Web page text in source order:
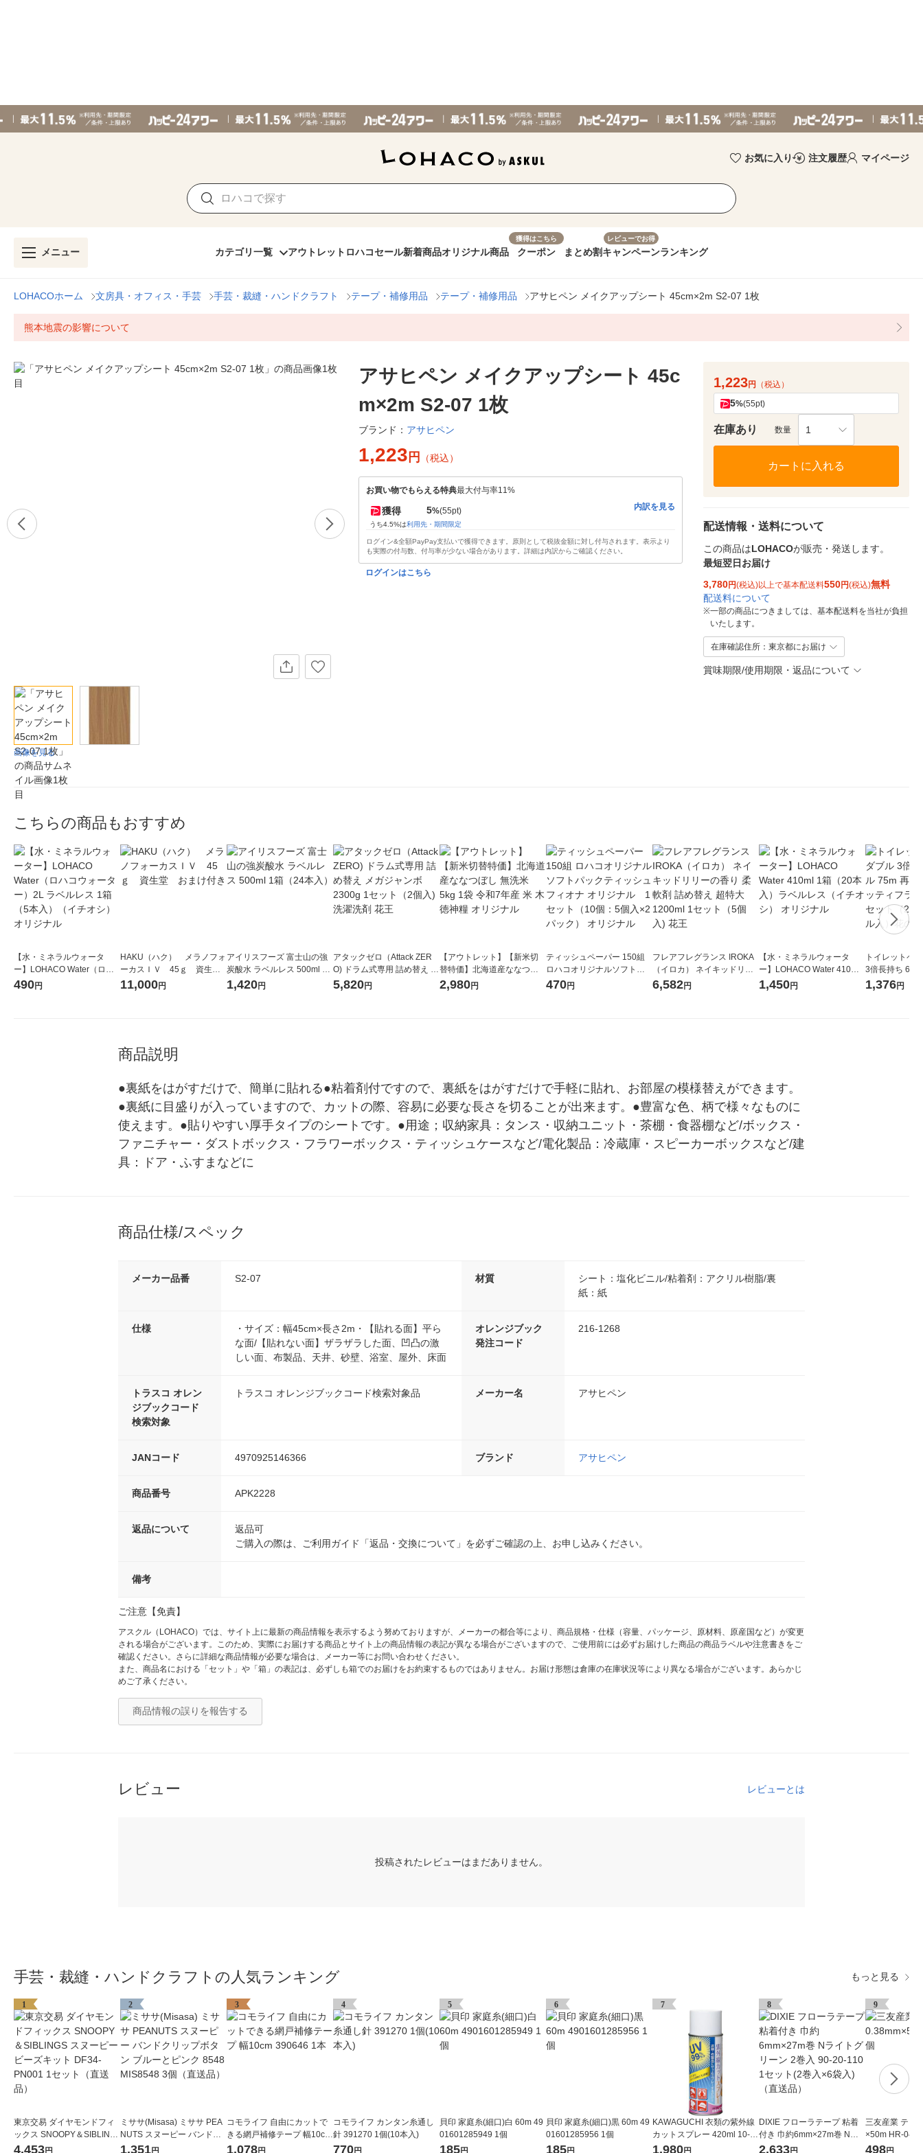
お気に入り 注文履歴 マイページ
メニュー カテゴリ一覧 アウトレット ロハコセール新着商品オリジナル商品
獲得はこちら
クーポン まとめ割
レビューでお得
キャンペーンランキング
LOHACOホーム 文房具・オフィス・手芸 手芸・裁縫・ハンドクラフト テープ・補修用品 テープ・補修用品 アサヒペン メイクアップシート 45cm×2m S2-07 1枚
熊本地震の影響について
画像を見る
アサヒペン メイクアップシート 45c
m×2m S2-07 1枚
ブランド： アサヒペン
1,223 円 （税込）
お買い物でもらえる特典最大付与率11%
獲得 5%(55pt)
うち4.5%は利用先・期間限定
内訳を見る
ログイン&全額PayPay支払いで獲得できます。原則として税抜金額に対し付与されます。表示より
も実際の付与数、付与率が少ない場合があります。詳細は内訳からご確認ください。
ログインはこちら
1,223円 （税込）
5%(55pt)
在庫あり 数量 1
カートに入れる
配送情報・送料について
この商品はLOHACOが販売・発送します。
最短翌日お届け
3,780円(税込)以上で基本配送料550円(税込)無料
配送料について
※一部の商品につきましては、基本配送料を当社が負担
いたします。
在庫確認住所：東京都にお届け
賞味期限/使用期限・返品について
こちらの商品もおすすめ
【水・ミネラルウォータ
ー】LOHACO Water（ロハ
コウォーター）2L ラベルレ
490円
HAKU（ハク） メラノフォ
ーカスＩＶ 45ｇ 資生
堂 おまけ付き
11,000円
アイリスフーズ 富士山の強
炭酸水 ラベルレス 500ml 1
箱（24本入）
1,420円
アタックゼロ（Attack ZER
O) ドラム式専用 詰め替え メ
ガジャンボ 2300g 1セット
5,820円
【アウトレット】【新米切
替特価】北海道産ななつぼ
し 無洗米 5kg 1袋 令和7年産
2,980円
ティッシュペーパー 150組
ロハコオリジナルソフトパ
ックティッシュ フィオナ オ
470円
フレアフレグランス IROKA
（イロカ） ネイキッドリリ
ーの香り 柔軟剤 詰め替え 超
6,582円
【水・ミネラルウォータ
ー】LOHACO Water 410ml
1箱（20本入）ラベルレス
1,450円
トイレットペ
3倍長持ち 6ロール
紙配合 スコッ
1,376円
商品説明
●裏紙をはがすだけで、簡単に貼れる●粘着剤付ですので、裏紙をはがすだけで手軽に貼れ、お部屋の模様替えができます。
●裏紙に目盛りが入っていますので、カットの際、容易に必要な長さを切ることが出来ます。●豊富な色、柄で様々なものに
使えます。●貼りやすい厚手タイプのシートです。●用途；収納家具：タンス・収納ユニット・茶棚・食器棚など/ボックス・
ファニチャー・ダストボックス・フラワーボックス・ティッシュケースなど/電化製品：冷蔵庫・スピーカーボックスなど/建
具：ドア・ふすまなどに
商品仕様/スペック
メーカー品番 S2-07 材質
シート：塩化ビニル/粘着剤：アクリル樹脂/裏
紙：紙
仕様
・サイズ：幅45cm×長さ2m・【貼れる面】平ら
な面/【貼れない面】ザラザラした面、凹凸の激
しい面、布製品、天井、砂壁、浴室、屋外、床面
オレンジブック
発注コード
216-1268
トラスコ オレン
ジブックコード
検索対象
トラスコ オレンジブックコード検索対象品 メーカー名 アサヒペン
JANコード 4970925146366 ブランド アサヒペン
商品番号 APK2228
返品について
返品可
ご購入の際は、ご利用ガイド「返品・交換について」を必ずご確認の上、お申し込みください。
備考
ご注意【免責】
アスクル（LOHACO）では、サイト上に最新の商品情報を表示するよう努めておりますが、メーカーの都合等により、商品規格・仕様（容量、パッケージ、原材料、原産国など）が変更
される場合がございます。このため、実際にお届けする商品とサイト上の商品情報の表記が異なる場合がございますので、ご使用前には必ずお届けした商品の商品ラベルや注意書きをご
確認ください。さらに詳細な商品情報が必要な場合は、メーカー等にお問い合わせください。
また、商品名における「セット」や「箱」の表記は、必ずしも箱でのお届けをお約束するものではありません。お届け形態は倉庫の在庫状況等により異なる場合がございます。あらかじ
めご了承ください。
商品情報の誤りを報告する
レビュー レビューとは
投稿されたレビューはまだありません。
手芸・裁縫・ハンドクラフトの人気ランキング もっと見る
1
東京交易 ダイヤモンドフィ
ックス SNOOPY＆SIBLING
S スヌーピー ビーズキット
4,453
2
ミササ(Misasa) ミササ PEA
NUTS スヌーピー バンドク
リップボタン ブルーとピン
1,351
3
コモライフ 自由にカットで
きる網戸補修テープ 幅10cm
390646 1本
1,078
4
コモライフ カンタン糸通し
針 391270 1個(10本入)
770
5
貝印 家庭糸(細口)白 60m 49
01601285949 1個
185
6
貝印 家庭糸(細口)黒 60m 49
01601285956 1個
185
7
KAWAGUCHI 衣類の紫外線
カットスプレー 420ml 10-1
91 1個（直送品）
1,980
8
DIXIE フローラテープ 粘着
付き 巾約6mm×27m巻 Nラ
イトグリーン 2巻入 90-20-1
2,633
9
三友産業 テグ
×50m HR-046
498